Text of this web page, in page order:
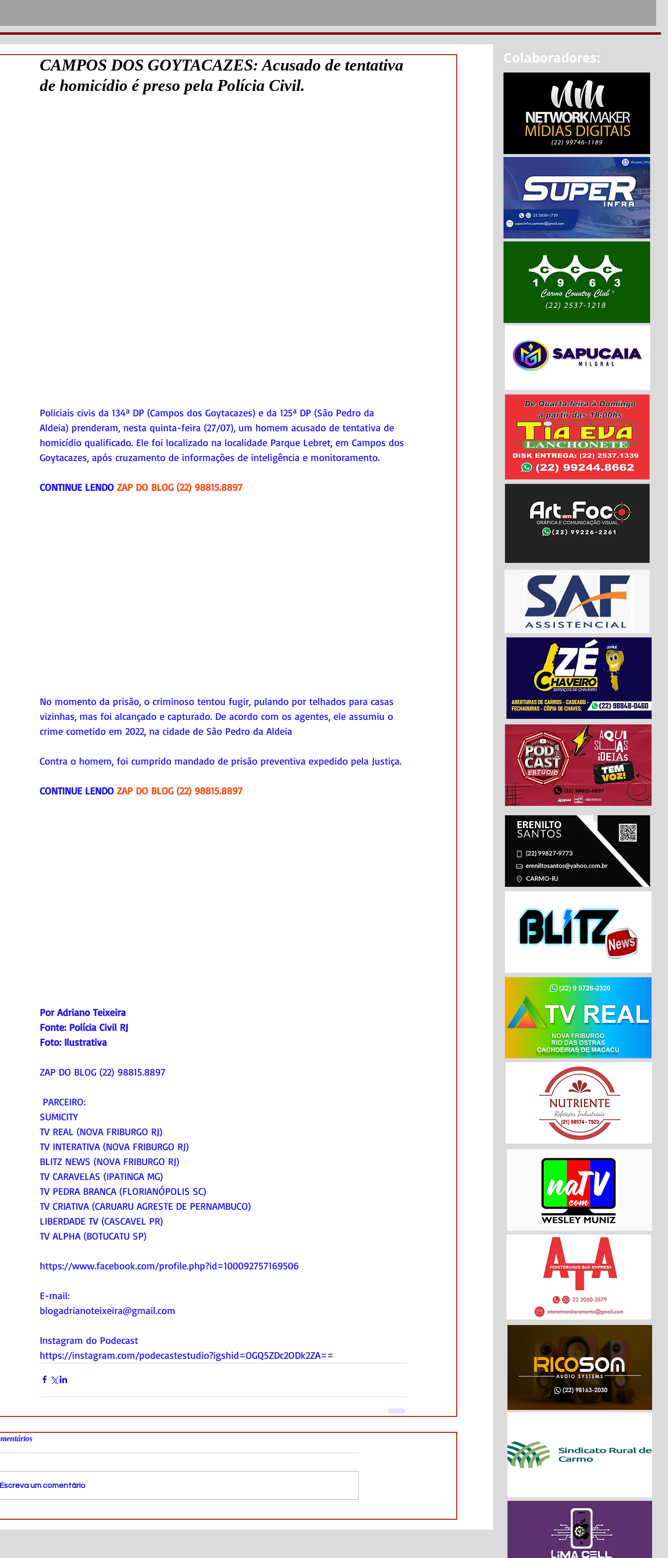
CAMPOS DOS GOYTACAZES: Acusado de tentativa
de homicídio é preso pela Polícia Civil.
Policiais civis da 134ª DP (Campos dos Goytacazes) e da 125ª DP (São Pedro da
Aldeia) prenderam, nesta quinta-feira (27/07), um homem acusado de tentativa de
homicídio qualificado. Ele foi localizado na localidade Parque Lebret, em Campos dos
Goytacazes, após cruzamento de informações de inteligência e monitoramento.
CONTINUE LENDO ZAP DO BLOG (22) 98815.8897
No momento da prisão, o criminoso tentou fugir, pulando por telhados para casas
vizinhas, mas foi alcançado e capturado. De acordo com os agentes, ele assumiu o
crime cometido em 2022, na cidade de São Pedro da Aldeia
Contra o homem, foi cumprido mandado de prisão preventiva expedido pela Justiça.
CONTINUE LENDO ZAP DO BLOG (22) 98815.8897
Por Adriano Teixeira
Fonte: Polícia Civil RJ
Foto: Ilustrativa
ZAP DO BLOG (22) 98815.8897
PARCEIRO:
SUMICITY
TV REAL (NOVA FRIBURGO RJ)
TV INTERATIVA (NOVA FRIBURGO RJ)
BLITZ NEWS (NOVA FRIBURGO RJ)
TV CARAVELAS (IPATINGA MG)
TV PEDRA BRANCA (FLORIANÓPOLIS SC)
TV CRIATIVA (CARUARU AGRESTE DE PERNAMBUCO)
LIBERDADE TV (CASCAVEL PR)
TV ALPHA (BOTUCATU SP)
https://www.facebook.com/profile.php?id=100092757169506
E-mail:
blogadrianoteixeira@gmail.com
Instagram do Podecast
https://instagram.com/podecastestudio?igshid=OGQ5ZDc2ODk2ZA==
Escreva um comentário
Colaboradores: